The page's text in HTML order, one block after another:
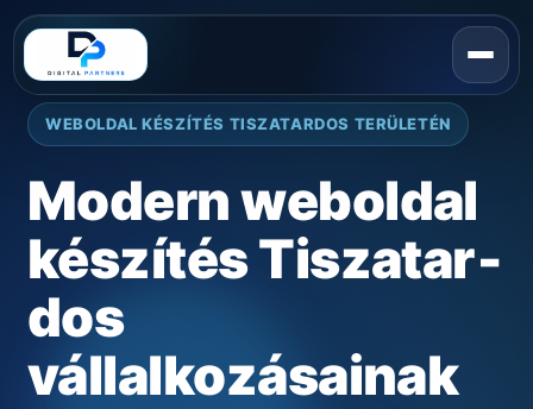
WEBOLDAL KÉSZÍTÉS TISZATAR­DOS TERÜLETÉN
Modern weboldal
készítés Tiszatar­
dos
vállalkozásainak